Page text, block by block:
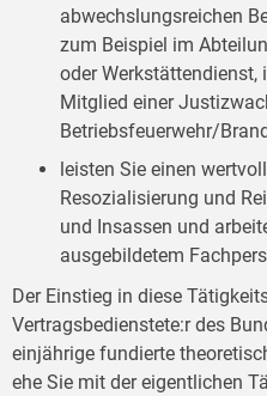
abwechslungsreichen
zum Beispiel im
oder
Mitglied einer
Betriebsfeuerwehr/
leisten Sie einen
Resozialisierung und
und Insassen und
ausgebildetem
Der Einstieg in diese
Vertragsbedienstete:r des
einjährige fundierte
ehe Sie mit der eigentlichen